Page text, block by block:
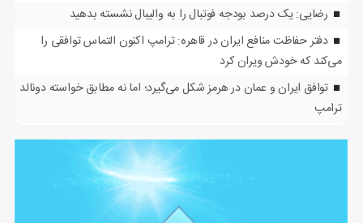
رضایی: یک درصد بودجه فوتبال را به والیبال نشسته بدهید
دفتر حفاظت منافع ایران در قاهره: ترامپ اکنون التماس توافقی را
می‌کند که خودش ویران کرد
توافق ایران و عمان در هرمز شکل می‌گیرد؛ اما نه مطابق خواسته دونالد
ترامپ